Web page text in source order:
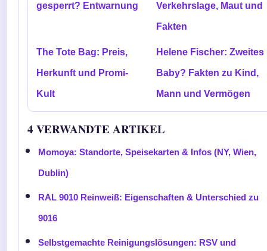
gesperrt? Entwarnung Verkehrslage, Maut und
Fakten
The Tote Bag: Preis,
Herkunft und Promi-
Kult
Helene Fischer: Zweites
Baby? Fakten zu Kind,
Mann und Vermögen
4 VERWANDTE ARTIKEL
Momoya: Standorte, Speisekarten & Infos (NY, Wien,
Dublin)
RAL 9010 Reinweiß: Eigenschaften & Unterschied zu
9016
Selbstgemachte Reinigungslösungen: RSV und